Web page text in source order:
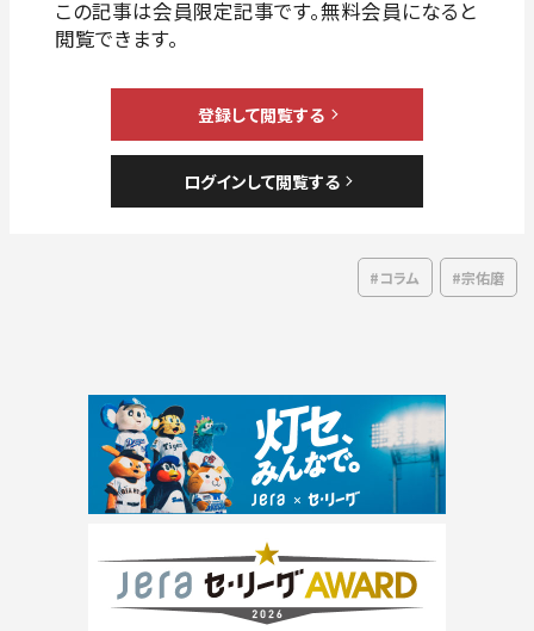
#コラム #宗佑磨